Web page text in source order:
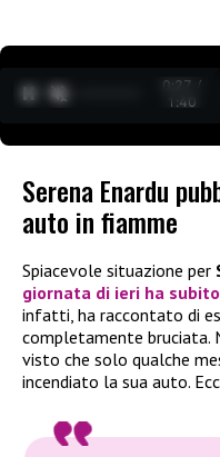
0:27 /
1:40
Serena Enardu
auto in fiamme
Spiacevole situazione per
giornata di ieri ha
infatti, ha raccontato di
completamente bruciata.
visto che solo qualche
incendiato la sua auto.